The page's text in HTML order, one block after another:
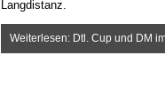
Langdistanz.
Weiterlesen: Dtl. Cup und DM